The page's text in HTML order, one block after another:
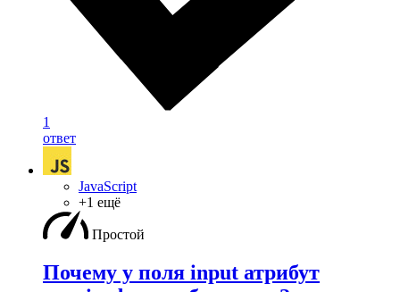
1
ответ
JavaScript
+1 ещё
Простой
Почему у поля input атрибут